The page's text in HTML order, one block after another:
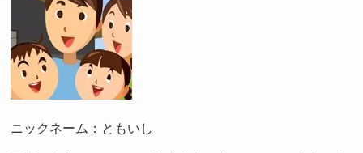
ニックネーム：ともいし